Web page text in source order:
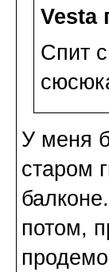
Vesta
Спит
У меня
старом
потом,